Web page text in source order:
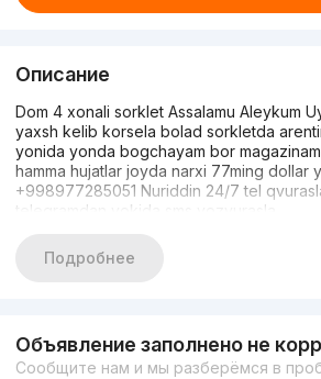
Описание
Dom 4 xonali sorklet Assalamu Aleykum
yaxsh kelib korsela bolad sorkletda
yonida yonda bogchayam bor
hamma hujatlar joyda narxi 77ming dollar
+998977285051 Nuriddin 24/7 tel
telegramdan yokida sms yozvurasla
Подробнее
Объявление заполнено не
Сообщите нам и мы разберёмся в